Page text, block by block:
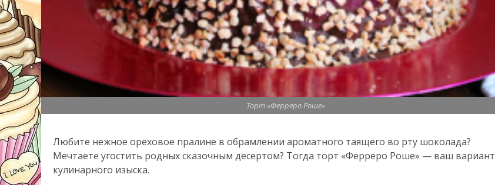
Торт «Ферреро Роше»
Любите нежное ореховое пралине в обрамлении ароматного таящего во рту шоколада?
Мечтаете угостить родных сказочным десертом? Тогда торт «Ферреро Роше» — ваш вариант
кулинарного изыска.